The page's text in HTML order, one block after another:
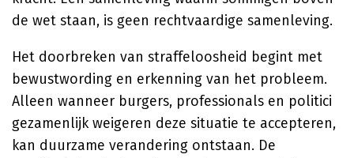
de wet staan, is geen rechtvaardige samenleving.
Het doorbreken van straffeloosheid begint met
bewustwording en erkenning van het probleem.
Alleen wanneer burgers, professionals en politici
gezamenlijk weigeren deze situatie te accepteren,
kan duurzame verandering ontstaan. De